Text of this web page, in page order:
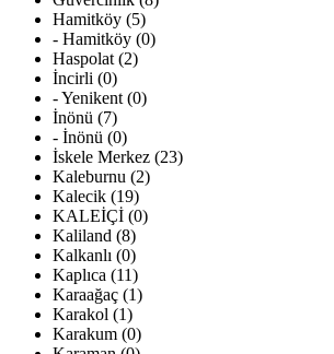
Hamitköy (5)
- Hamitköy (0)
Haspolat (2)
İncirli (0)
- Yenikent (0)
İnönü (7)
- İnönü (0)
İskele Merkez (23)
Kaleburnu (2)
Kalecik (19)
KALEİÇİ (0)
Kaliland (8)
Kalkanlı (0)
Kaplıca (11)
Karaağaç (1)
Karakol (1)
Karakum (0)